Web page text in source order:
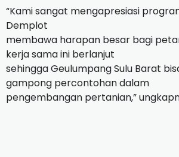
“Kami sangat mengapresiasi
Demplot
membawa harapan besar bagi
kerja sama ini berlanjut
sehingga Geulumpang Sulu Barat
gampong percontohan dalam
pengembangan pertanian,”